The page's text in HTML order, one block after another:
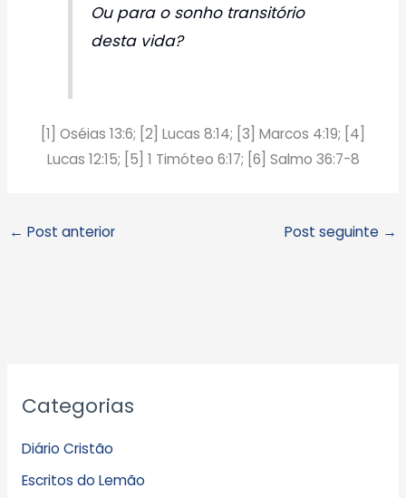
Ou para o sonho transitório
desta vida?
[1] Oséias 13:6; [2] Lucas 8:14; [3] Marcos 4:19; [4]
Lucas 12:15; [5] 1 Timóteo 6:17; [6] Salmo 36:7-8
← Post anterior Post seguinte →
Categorias
Diário Cristão
Escritos do Lemão
r
i